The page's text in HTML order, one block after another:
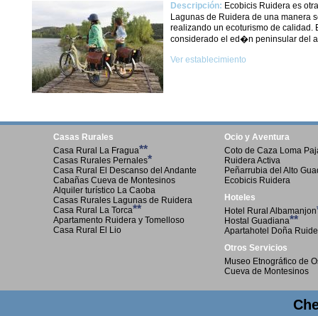
Descripción: Ecobicis Ruidera es
Lagunas de Ruidera de una manera
realizando un ecoturismo de calidad.
considerado el ed�n peninsular del
Ver establecimiento
Casas Rurales
Casa Rural La Fragua**
Casas Rurales Pernales*
Casa Rural El Descanso del Andante
Cabañas Cueva de Montesinos
Alquiler turístico La Caoba
Casas Rurales Lagunas de Ruidera
Casa Rural La Torca**
Apartamento Ruidera y Tomelloso
Casa Rural El Lio
Ocio y Aventura
Coto de Caza Loma
Ruidera Activa
Peñarrubia del Alto
Ecobicis Ruidera
Hoteles
Hotel Rural Albamanjon
Hostal Guadiana**
Apartahotel Doña
Otros Servicios
Museo Etnográfico de
Cueva de Montesinos